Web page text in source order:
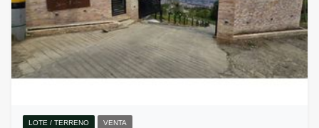
LOTE / TERRENO VENTA